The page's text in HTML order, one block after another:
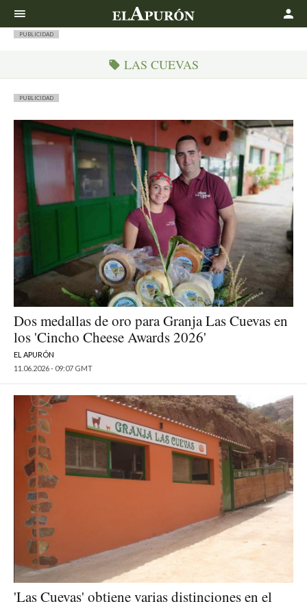
PUBLICIDAD
LAS CUEVAS
PUBLICIDAD
Dos medallas de oro para Granja Las Cuevas en
los 'Cincho Cheese Awards 2026'
EL APURÓN
11.06.2026 - 09:07 GMT
'Las Cuevas' obtiene varias distinciones en el